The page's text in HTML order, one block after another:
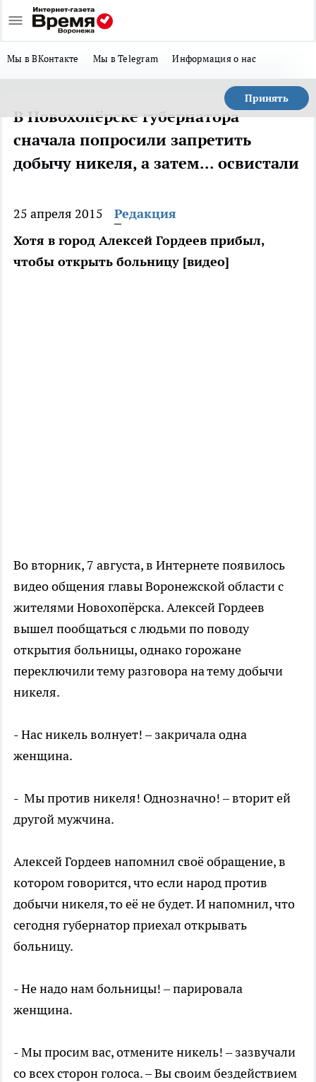
Мы в ВКонтакте Мы в Telegram Информация о нас
Принять
В Новохопёрске губернатора
сначала попросили запретить
добычу никеля, а затем... освистали
25 апреля 2015
Редакция
Хотя в город Алексей Гордеев прибыл,
чтобы открыть больницу [видео]
Во вторник, 7 августа, в Интернете появилось
видео общения главы Воронежской области с
жителями Новохопёрска. Алексей Гордеев
вышел пообщаться с людьми по поводу
открытия больницы, однако горожане
переключили тему разговора на тему добычи
никеля.
- Нас никель волнует! – закричала одна
женщина.
- Мы против никеля! Однозначно! – вторит ей
другой мужчина.
Алексей Гордеев напомнил своё обращение, в
котором говорится, что если народ против
добычи никеля, то её не будет. И напомнил, что
сегодня губернатор приехал открывать
больницу.
- Не надо нам больницы! – парировала
женщина.
- Мы просим вас, отмените никель! – зазвучали
со всех сторон голоса. – Вы своим бездействием